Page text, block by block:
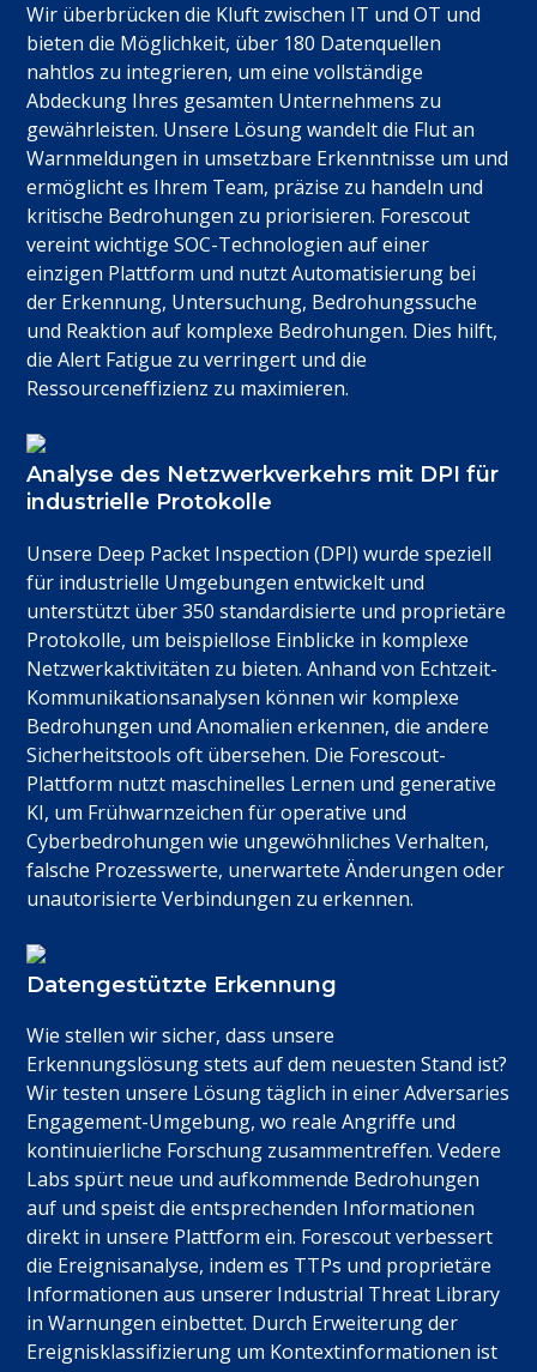
Wir überbrücken die Kluft zwischen IT und OT und
bieten die Möglichkeit, über 180 Datenquellen
nahtlos zu integrieren, um eine vollständige
Abdeckung Ihres gesamten Unternehmens zu
gewährleisten. Unsere Lösung wandelt die Flut an
Warnmeldungen in umsetzbare Erkenntnisse um und
ermöglicht es Ihrem Team, präzise zu handeln und
kritische Bedrohungen zu priorisieren. Forescout
vereint wichtige SOC-Technologien auf einer
einzigen Plattform und nutzt Automatisierung bei
der Erkennung, Untersuchung, Bedrohungssuche
und Reaktion auf komplexe Bedrohungen. Dies hilft,
die Alert Fatigue zu verringert und die
Ressourceneffizienz zu maximieren.
Analyse des Netzwerkverkehrs mit DPI für
industrielle Protokolle
Unsere Deep Packet Inspection (DPI) wurde speziell
für industrielle Umgebungen entwickelt und
unterstützt über 350 standardisierte und proprietäre
Protokolle, um beispiellose Einblicke in komplexe
Netzwerkaktivitäten zu bieten. Anhand von Echtzeit-
Kommunikationsanalysen können wir komplexe
Bedrohungen und Anomalien erkennen, die andere
Sicherheitstools oft übersehen. Die Forescout-
Plattform nutzt maschinelles Lernen und generative
KI, um Frühwarnzeichen für operative und
Cyberbedrohungen wie ungewöhnliches Verhalten,
falsche Prozesswerte, unerwartete Änderungen oder
unautorisierte Verbindungen zu erkennen.
Datengestützte Erkennung
Wie stellen wir sicher, dass unsere
Erkennungslösung stets auf dem neuesten Stand ist?
Wir testen unsere Lösung täglich in einer Adversaries
Engagement-Umgebung, wo reale Angriffe und
kontinuierliche Forschung zusammentreffen. Vedere
Labs spürt neue und aufkommende Bedrohungen
auf und speist die entsprechenden Informationen
direkt in unsere Plattform ein. Forescout verbessert
die Ereignisanalyse, indem es TTPs und proprietäre
Informationen aus unserer Industrial Threat Library
in Warnungen einbettet. Durch Erweiterung der
Ereignisklassifizierung um Kontextinformationen ist